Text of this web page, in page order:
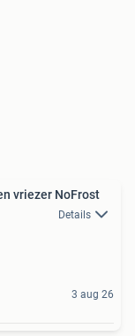
vriezer NoFrost
Details
3 aug 26